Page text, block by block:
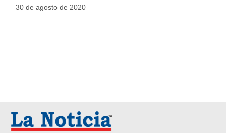
30 de agosto de 2020